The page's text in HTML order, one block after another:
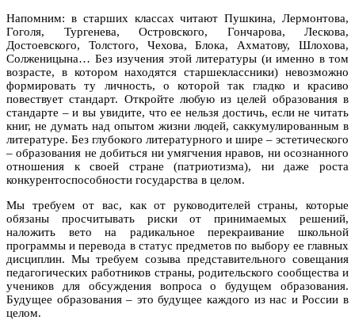
Напомним: в старших классах читают Пушкина, Лермонтова,
Гоголя, Тургенева, Островского, Гончарова, Лескова,
Достоевского, Толстого, Чехова, Блока, Ахматову, Шлохова,
Солженицына… Без изучения этой литературы (и именно в том
возрасте, в котором находятся старшеклассники) невозможно
формировать ту личность, о которой так гладко и красиво
повествует стандарт. Откройте любую из целей образования в
стандарте – и вы увидите, что ее нельзя достичь, если не читать
книг, не думать над опытом жизни людей, саккумулированным в
литературе. Без глубокого литературного и шире – эстетического
– образования не добиться ни умягчения нравов, ни осознанного
отношения к своей стране (патриотизма), ни даже роста
конкурентоспособности государства в целом.
Мы требуем от вас, как от руководителей страны, которые
обязаны просчитывать риски от принимаемых решений,
наложить вето на радикальное перекраивание школьной
программы и перевода в статус предметов по выбору ее главных
дисциплин. Мы требуем созыва представительного совещания
педагогических работников страны, родительского сообщества и
учеников для обсуждения вопроса о будущем образования.
Будущее образования – это будущее каждого из нас и России в
целом.